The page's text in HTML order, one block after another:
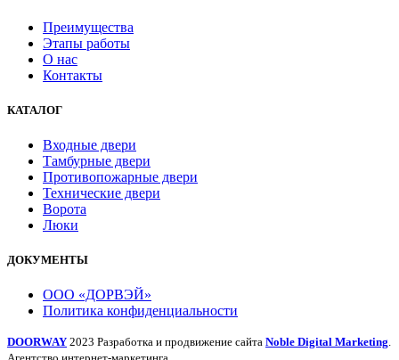
Преимущества
Этапы работы
О нас
Контакты
КАТАЛОГ
Входные двери
Тамбурные двери
Противопожарные двери
Технические двери
Ворота
Люки
ДОКУМЕНТЫ
ООО «ДОРВЭЙ»
Политика конфиденциальности
DOORWAY 2023 Разработка и продвижение сайта Noble Digital Marketing.